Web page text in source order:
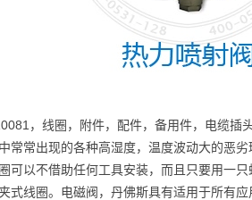
，线圈，附件，配件，备用件，电缆插
常常出现的各种高湿度，温度波动大的恶
可以不借助任何工具安装，而且只要用一
式线圈。电磁阀，丹佛斯具有适用于所有